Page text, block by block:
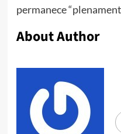
permanece
About Author